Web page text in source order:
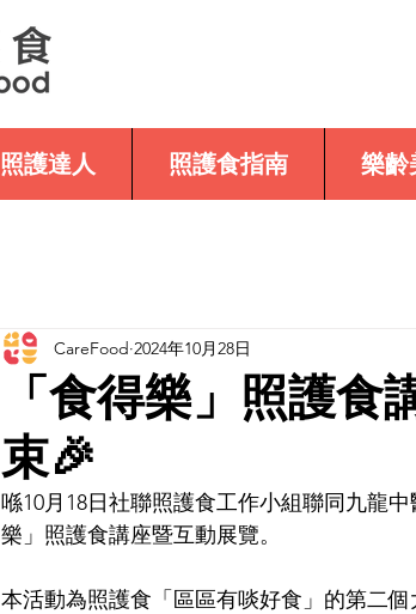
照護達人 照護食指南 樂齡
「食得樂」照護
束🎉
CareFood 2024年10月28日
喺10月18日社聯照護食工作小組聯同九龍
樂」照護食講座暨互動展覽。
本活動為照護食「區區有啖好食」的第二